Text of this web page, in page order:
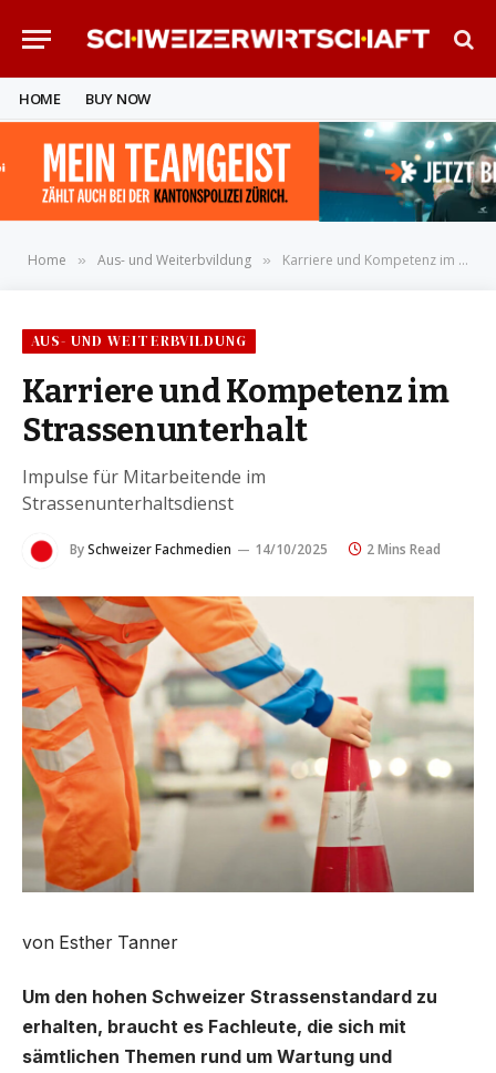
HOME BUY NOW
Home » Aus- und Weiterbvildung » Karriere und Kompetenz im Strassenunterhalt
AUS- UND WEITERBVILDUNG
Karriere und Kompetenz im
Strassenunterhalt
Impulse für Mitarbeitende im
Strassenunterhaltsdienst
BySchweizer Fachmedien 14/10/2025 2 Mins Read
von Esther Tanner
Um den hohen Schweizer Strassenstandard zu
erhalten, braucht es Fachleute, die sich mit
sämtlichen Themen rund um Wartung und